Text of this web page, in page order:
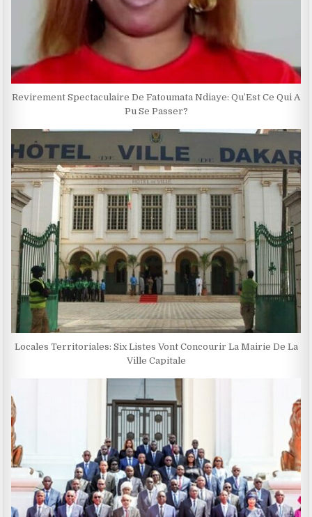
Revirement Spectaculaire De Fatoumata Ndiaye: Qu’Est Ce Qui A
Pu Se Passer?
Locales Territoriales: Six Listes Vont Concourir La Mairie De La
Ville Capitale